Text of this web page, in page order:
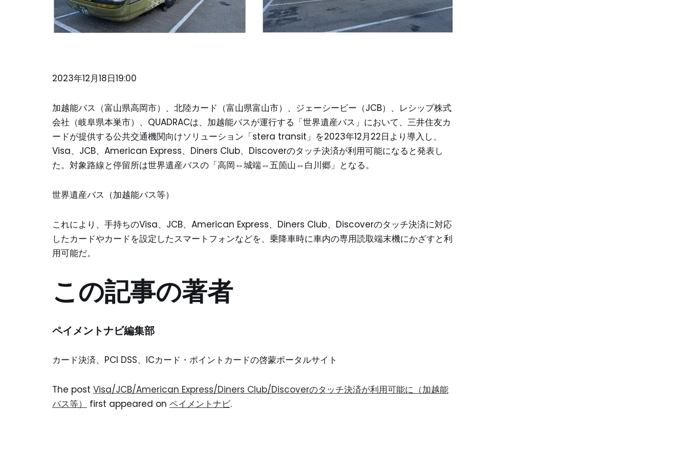
2023年12月18日19:00
加越能バス（富山県高岡市）、北陸カード（富山県富山市）、ジェーシービー（JCB）、レシップ株式
会社（岐阜県本巣市）、QUADRACは、加越能バスが運行する「世界遺産バス」において、三井住友カ
ードが提供する公共交通機関向けソリューション「stera transit」を2023年12月22日より導入し、
Visa、JCB、American Express、Diners Club、Discoverのタッチ決済が利用可能になると発表し
た。対象路線と停留所は世界遺産バスの「高岡⇔城端⇔五箇山⇔白川郷」となる。
世界遺産バス（加越能バス等）
これにより、手持ちのVisa、JCB、American Express、Diners Club、Discoverのタッチ決済に対応
したカードやカードを設定したスマートフォンなどを、乗降車時に車内の専用読取端末機にかざすと利
用可能だ。
この記事の著者
ペイメントナビ編集部
カード決済、PCI DSS、ICカード・ポイントカードの啓蒙ポータルサイト
The post Visa/JCB/American Express/Diners Club/Discoverのタッチ決済が利用可能に（加越能
バス等）
first appeared on ペイメントナビ.